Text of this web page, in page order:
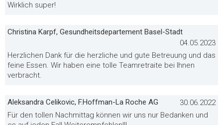
Wirklich super!
Christina Karpf, Gesundheitsdepartement Basel-Stadt
04.05.2023
Herzlichen Dank für die herzliche und gute Betreuung und das
feine Essen. Wir haben eine tolle Teamretraite bei Ihnen
verbracht.
Aleksandra Celikovic, F.Hoffman-La Roche AG
30.06.2022
Für den tollen Nachmittag können wir uns nur Bedanken und